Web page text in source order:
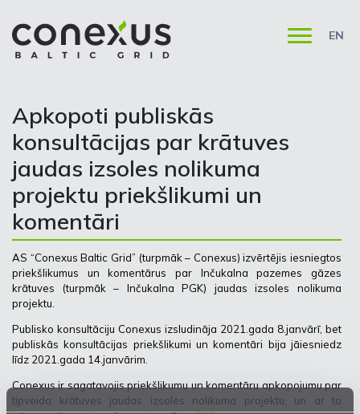
EN
Apkopoti publiskās
konsultācijas par krātuves
jaudas izsoles nolikuma
projektu priekšlikumi un
komentāri
AS “Conexus Baltic Grid” (turpmāk – Conexus) izvērtējis iesniegtos
priekšlikumus un komentārus par Inčukalna pazemes gāzes
krātuves (turpmāk – Inčukalna PGK) jaudas izsoles nolikuma
projektu.
Publisko konsultāciju Conexus izsludināja 2021.gada 8.janvārī, bet
publiskās konsultācijas priekšlikumi un komentāri bija jāiesniedz
līdz 2021.gada 14.janvārim.
Conexus ir sagatavojis priekšlikumu un komentāru apkopojumu par
tipveida krātuves jaudas izsoles nolikuma projektu, un ar to